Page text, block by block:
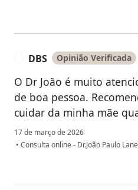
DBS Opinião Verificada
O Dr João é muito
de boa pessoa.
cuidar da minha mãe
17 de março de 2026
• Consulta online - Dr.João Paulo